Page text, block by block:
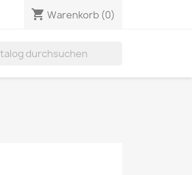
shopping_cart Warenkorb (0)